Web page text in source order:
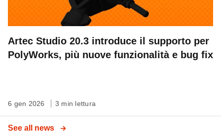
Artec Studio 20.3 introduce il supporto per
PolyWorks, più nuove funzionalità e bug fix
6 gen 2026 3 min lettura
See all news